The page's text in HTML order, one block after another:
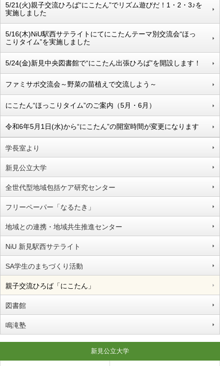
学長室より
新見公立大学
全世代型地域包括ケア研究センター
フリーペーパー「なるたき」
地域との連携・地域共生推進センター
NiU 新見駅西サテライト
SA学生のまちづくり活動
親子交流ひろば「にこたん」
図書館
鳴滝塾
5/21(火)親子交流ひろば“にこたん”でリズム遊びだ！1・2・3♪を
実施しました
5/16(木)NiU駅西サテライトにてにこたんテーマ別交流会“ほっ
こりタイム”を実施しました
5/24(金)新見中央図書館で“にこたん出張ひろば”を開設します！
ファミサポ交流会～野菜の苗植えで交流しよう～
にこたん“ほっこりタイム”のご案内（5月・6月）
令和6年5月1日(水)から“にこたん”の開室時間が変更になります
新見公立大学